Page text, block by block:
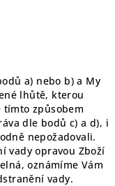
a) nebo b) a My
lhůtě, kterou
tímto způsobem
dle bodů c) a d), i
nepožadovali.
vady opravou Zboží
oznámíme Vám
vady.